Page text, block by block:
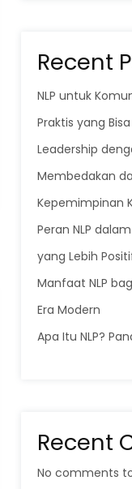
Recent
NLP untuk
Praktis yang
Leadership
Membedakan
Kepemimpinan
Peran NLP
yang Lebih
Manfaat NLP
Era Modern
Apa Itu NLP?
Recent
No comments